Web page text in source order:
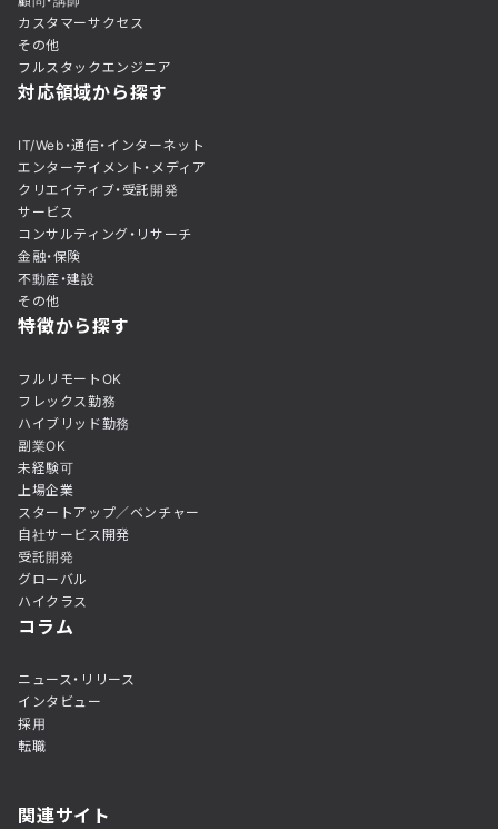
カスタマーサクセス
その他
フルスタックエンジニア
対応領域から探す
IT/Web・通信・インターネット
エンターテイメント・メディア
クリエイティブ・受託開発
サービス
コンサルティング・リサーチ
金融・保険
不動産・建設
その他
特徴から探す
フルリモートOK
フレックス勤務
ハイブリッド勤務
副業OK
未経験可
上場企業
スタートアップ／ベンチャー
自社サービス開発
受託開発
グローバル
ハイクラス
コラム
ニュース・リリース
インタビュー
採用
転職
関連サイト